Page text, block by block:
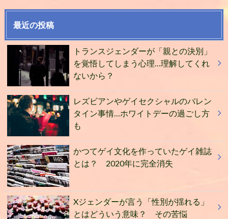
最近の投稿
トランスジェンダーが「親との決別」
を覚悟してしまう心理…理解してくれ
ないから？
レズビアンやゲイセクシャルのバレン
タイン事情…ホワイトデーの過ごし方
も
かつてゲイ文化を作っていたゲイ雑誌
とは？ 2020年に完全消失
Xジェンダーが言う「性別が揺れる」
とはどういう意味？ その苦悩